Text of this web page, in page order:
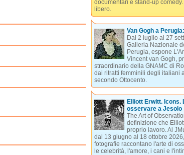
documentari e stand-up
libero.
Van Gogh a
Dal 2 luglio al 27
Galleria Nazionale
Perugia, espone
Vincent van Gogh,
straordinario della GNAMC di
dai ritratti femminili degli italiani
secondo Ottocento.
Elliott Erwitt. Icons.
osservare a Jesolo
The Art of
definizione che
proprio lavoro. Al
dal 13 giugno al 18 ottobre
fotografie raccontano l'arte di
le celebrità, l'amore, i cani e